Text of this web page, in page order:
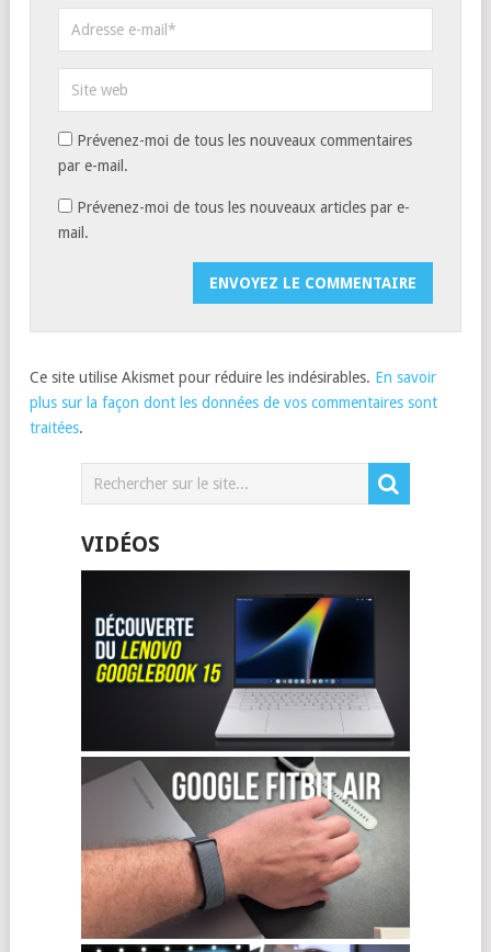
Prévenez-moi de tous les nouveaux commentaires
par e-mail.
Prévenez-moi de tous les nouveaux articles par e-
mail.
Ce site utilise Akismet pour réduire les indésirables. En savoir
plus sur la façon dont les données de vos commentaires sont
traitées.
VIDÉOS